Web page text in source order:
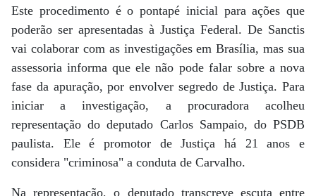
Este procedimento é o pontapé inicial para ações que
poderão ser apresentadas à Justiça Federal. De Sanctis
vai colaborar com as investigações em Brasília, mas sua
assessoria informa que ele não pode falar sobre a nova
fase da apuração, por envolver segredo de Justiça. Para
iniciar a investigação, a procuradora acolheu
representação do deputado Carlos Sampaio, do PSDB
paulista. Ele é promotor de Justiça há 21 anos e
considera "criminosa" a conduta de Carvalho.
Na representação, o deputado transcreve escuta entre